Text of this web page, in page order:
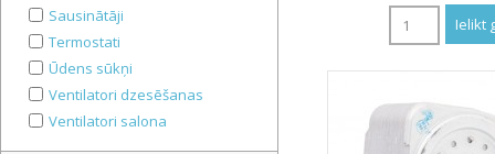
Sausinātāji
Termostati
Ūdens sūkņi
Ventilatori dzesēšanas
Ventilatori salona